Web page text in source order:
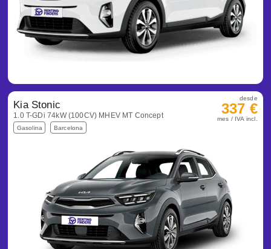
Kia Stonic
1.0 T-GDi 74kW (100CV) MHEV MT Concept
Gasolina Barcelona
desde
337 €
mes / IVA incl.